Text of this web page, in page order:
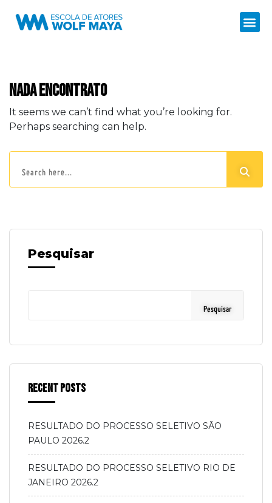
Nada encontrato
It seems we can’t find what you’re looking for.
Perhaps searching can help.
Pesquisar
Pesquisar
Recent Posts
RESULTADO DO PROCESSO SELETIVO SÃO
PAULO 2026.2
RESULTADO DO PROCESSO SELETIVO RIO DE
JANEIRO 2026.2